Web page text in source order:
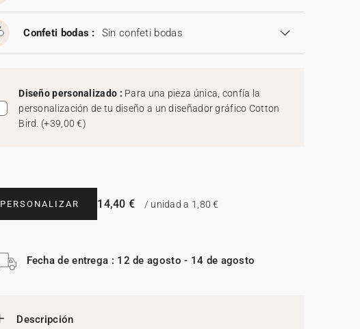
Confeti bodas : Sin confeti bodas
Diseño personalizado : Para una pieza única, confía la
personalización de tu diseño a un diseñador gráfico Cotton
Bird. (+39,00 €)
PERSONALIZAR 14,40 € / unidad a 1,80 €
Fecha de entrega : 12 de agosto - 14 de agosto
Descripción